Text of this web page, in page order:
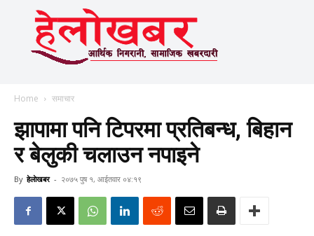
Home समाचार
झापामा पनि टिपरमा प्रतिबन्ध, बिहान
र बेलुकी चलाउन नपाइने
By हेलाेखबर - २०७५ पुष १, आईतवार ०४:१९